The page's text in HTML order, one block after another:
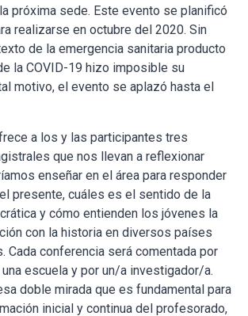
próxima sede. Este evento se planificó
realizarse en octubre del 2020. Sin
de la emergencia sanitaria producto
la COVID-19 hizo imposible su
motivo, el evento se aplazó hasta el
a los y las participantes tres
que nos llevan a reflexionar
enseñar en el área para responder
presente, cuáles es el sentido de la
y cómo entienden los jóvenes la
con la historia en diversos países
Cada conferencia será comentada por
escuela y por un/a investigador/a.
doble mirada que es fundamental para
inicial y continua del profesorado,